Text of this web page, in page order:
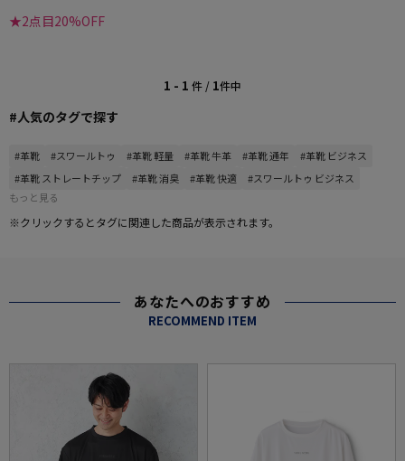
★2点目20%OFF
1 - 1 件 / 1件中
#人気のタグで探す
#革靴 #スワールトゥ #革靴 軽量 #革靴 牛革 #革靴 通年
#革靴 ビジネス
#革靴 ストレートチップ
#革靴 消臭 #革靴 快適
#スワールトゥ ビジネス
もっと見る
※クリックするとタグに関連した商品が表示されます。
あなたへのおすすめ
RECOMMEND ITEM